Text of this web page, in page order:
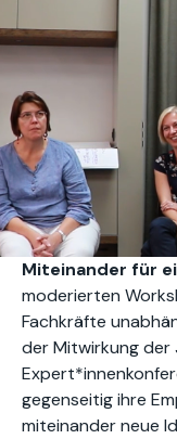
Miteinander für
moderierten
Fachkräfte
der Mitwirkung der
gegenseitig ihre
miteinander neue